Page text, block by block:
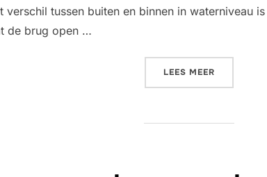
tussen buiten en binnen in waterniveau
de brug open …
LEES MEER